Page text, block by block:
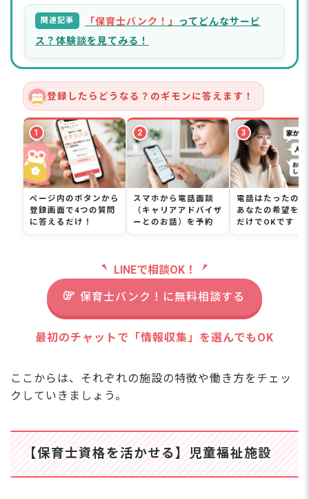
関連記事 「保育士バンク！」
ってどんなサービ
ス？体験談を見てみる！
登録したらどうなる？のギモンに答えます！
1
ページ内のボタンから
登録画面で4つの質問
に答えるだけ！
2
スマホから電話面談
（キャリアアドバイザ
ーとのお話）を予約
3
電話はたったの5
あなたの希望を
だけでOKです
LINEで相談OK！
保育士バンク！に無料相談する
最初のチャットで「情報収集」を選んでもOK
ここからは、それぞれの施設の特徴や働き方をチェッ
クしていきましょう。
【保育士資格を活かせる】児童福祉施設